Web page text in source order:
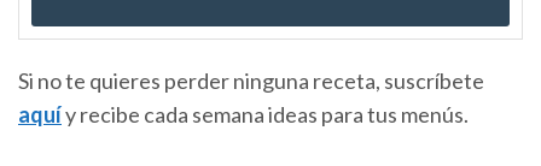
Si no te quieres perder ninguna receta, suscríbete
aquíy recibe cada semana ideas para tus menús.